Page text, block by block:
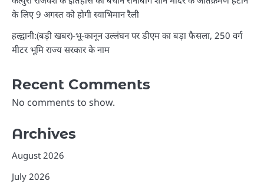
के लिए 9 अगस्त को होगी स्वाभिमान रैली
हल्द्वानी:(बड़ी खबर)-भू-कानून उल्लंघन पर डीएम का बड़ा फैसला, 250 वर्ग
मीटर भूमि राज्य सरकार के नाम
Recent Comments
No comments to show.
Archives
August 2026
July 2026